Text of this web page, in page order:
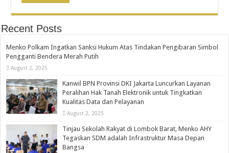
Recent Posts
Menko Polkam Ingatkan Sanksi Hukum Atas Tindakan Pengibaran Simbol
Pengganti Bendera Merah Putih
August 2, 2025
Kanwil BPN Provinsi DKI Jakarta Luncurkan Layanan
Peralihan Hak Tanah Elektronik untuk Tingkatkan
Kualitas Data dan Pelayanan
August 2, 2025
Tinjau Sekolah Rakyat di Lombok Barat, Menko AHY
Tegaskan SDM adalah Infrastruktur Masa Depan
Bangsa